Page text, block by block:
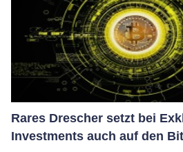
Rares Drescher setzt bei
Investments auch auf den